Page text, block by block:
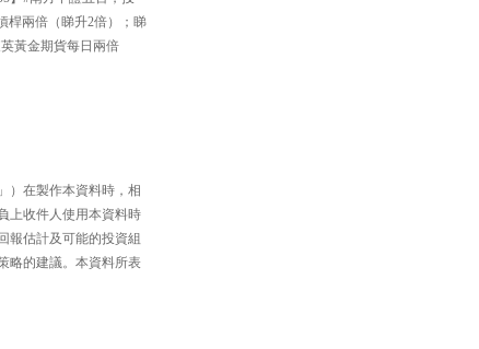
桿兩倍（睇升2倍）；睇
黃金期貨每日兩倍
）在製作本資料時，相
上收件人使用本資料時
報估計及可能的投資組
略的建議。本資料所表